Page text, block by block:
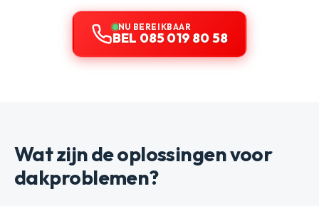
NU BEREIKBAAR
BEL 085 019 80 58
Wat zijn de oplossingen voor
dakproblemen?